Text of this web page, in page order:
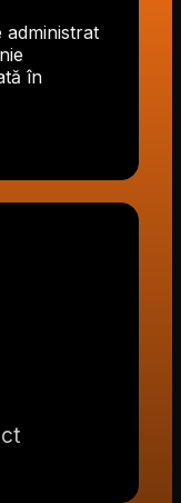
administrat
în